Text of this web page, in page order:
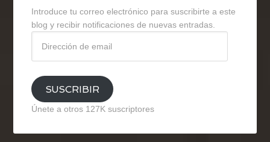
Introduce tu correo electrónico para suscribirte a este
blog y recibir notificaciones de nuevas entradas.
email
SUSCRIBIR
Únete a otros 127K suscriptores